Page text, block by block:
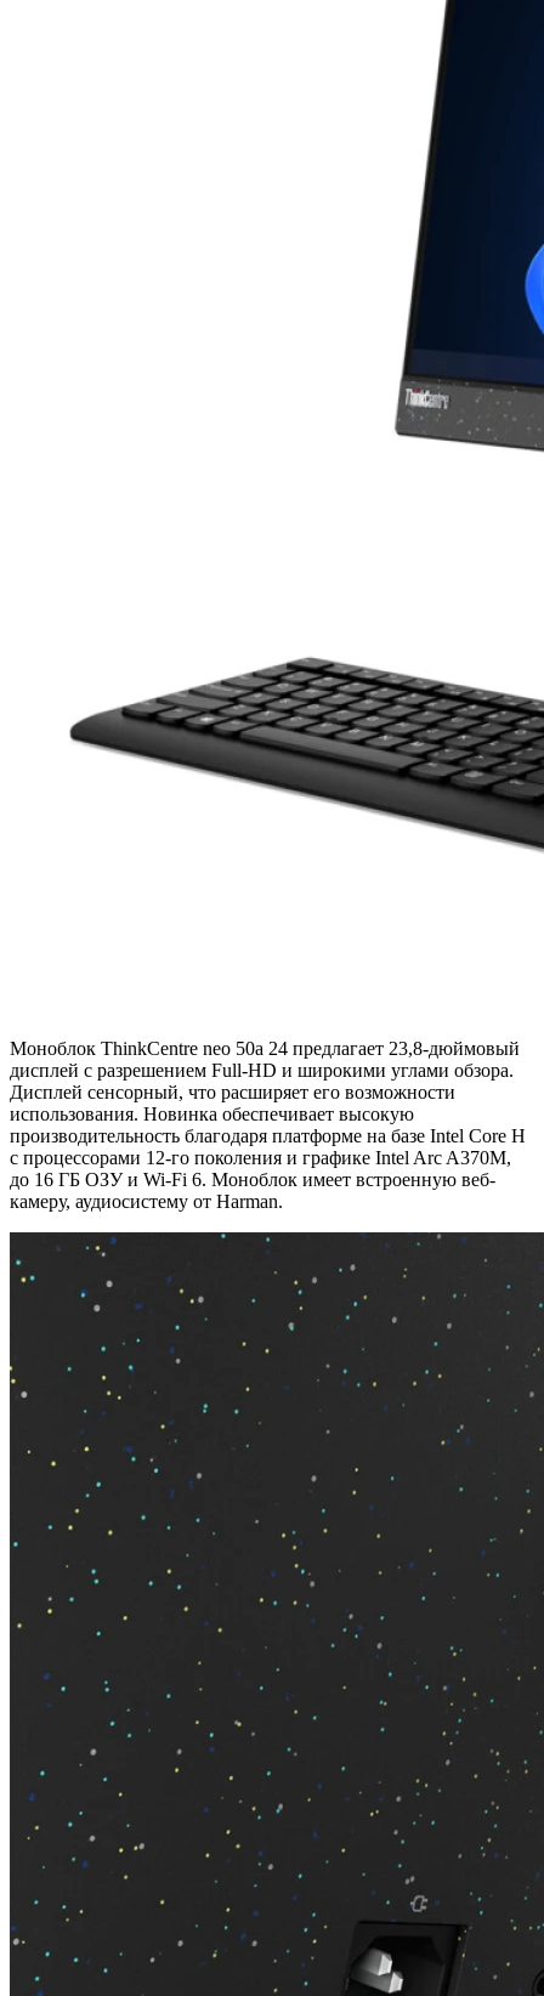
Моноблок ThinkCentre neo 50a 24 предлагает 23,8-дюймовый
дисплей с разрешением Full-HD и широкими углами обзора.
Дисплей сенсорный, что расширяет его возможности
использования. Новинка обеспечивает высокую
производительность благодаря платформе на базе Intel Core H
с процессорами 12-го поколения и графике Intel Arc A370M,
до 16 ГБ ОЗУ и Wi-Fi 6. Моноблок имеет встроенную веб-
камеру, аудиосистему от Harman.